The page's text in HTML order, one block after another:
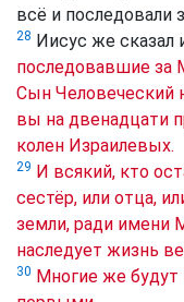
всё и последовали
28 Иисус же сказал
последовавшие за
Сын Человеческий
вы на двенадцати
колен Израилевых.
29 И всякий, кто
сестёр, или отца,
земли, ради имени
наследует жизнь
30 Многие же будут